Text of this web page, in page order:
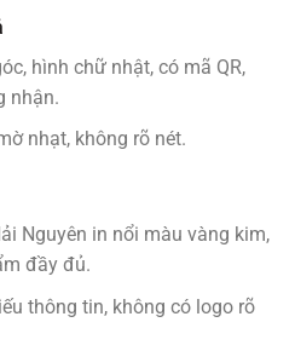
hình chữ nhật, có mã QR,
nhận.
nhạt, không rõ nét.
Nguyên in nổi màu vàng kim,
đầy đủ.
thông tin, không có logo rõ